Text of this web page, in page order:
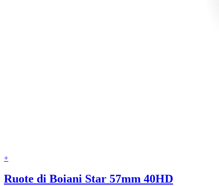
+
Ruote di Boiani Star 57mm 40HD